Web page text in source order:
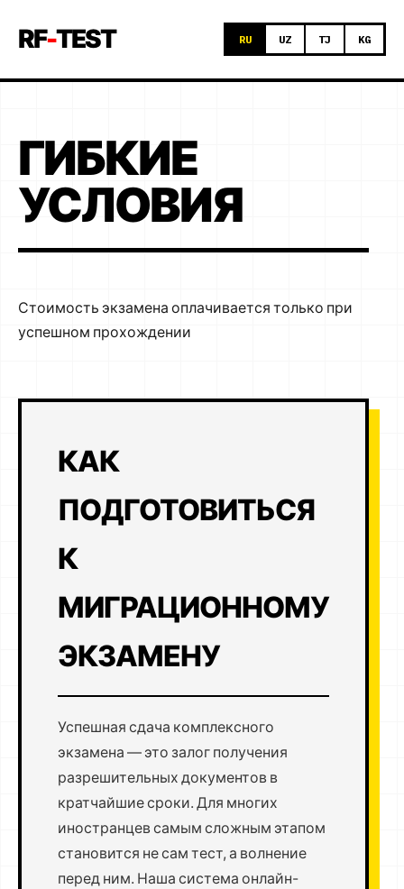
RF-TEST RU UZ TJ KG
ГИБКИЕ
УСЛОВИЯ
Стоимость экзамена оплачивается только при
успешном прохождении
КАК
ПОДГОТОВИТЬСЯ
К
МИГРАЦИОННОМУ
ЭКЗАМЕНУ
Успешная сдача комплексного
экзамена — это залог получения
разрешительных документов в
кратчайшие сроки. Для многих
иностранцев самым сложным этапом
становится не сам тест, а волнение
перед ним. Наша система онлайн-